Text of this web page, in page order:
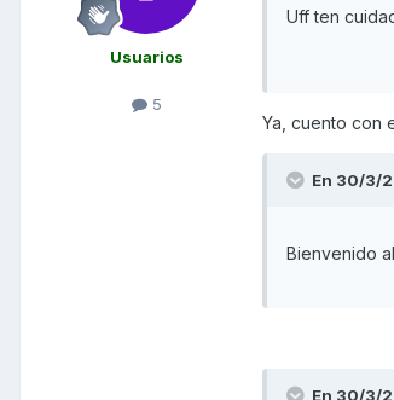
Usuarios
5
Uff ten
Ya, cuento con
En 30/3/
Bienvenido
En 30/3/